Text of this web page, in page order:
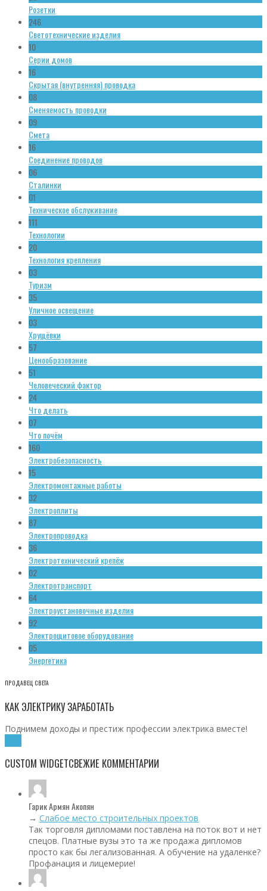
Розетки
246
Светотехнические изделия
10
Серии домов
16
Скрытая (внутренняя) проводка
08
Сменяемость проводки
09
Смета
16
Соединение проводов
06
Сталинки
01
Техническое обслуживание
111
Технологии
20
Технология крепления
03
Туризм
35
Уличное освещение
03
Хрущёвки
57
Ценообразование
51
Человеческий фактор
24
Что делать
07
Что почём
160
Электробезопасность
15
Электромонтажные работы
32
Электроплиты
87
Электропроводка
36
Электротехнический крепёж
02
Электротранспорт
64
Электроустановочные изделия
92
Электрощитовое оборудование
05
Энергетика
ПРОДАВЕЦ СВЕТА
КАК ЭЛЕКТРИКУ ЗАРАБОТАТЬ
Поднимем доходы и престиж профессии электрика вместе!
CUSTOM WIDGETСВЕЖИЕ КОММЕНТАРИИ
Гарик Армян Акопян
→ Слабое место строительных проектов
Так торговля дипломами поставлена на поток вот и нет
спецов. Платные вузы это та же продажа дипломов
просто как бы легализованная. А обучение на удаленке?
Профанация и лицемерие!